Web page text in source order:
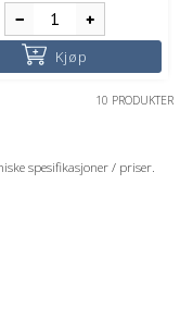
Kjøp
10 PRODUKTER
spesifikasjoner / priser.